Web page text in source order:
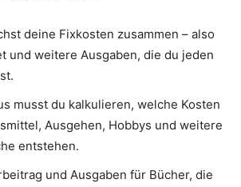
deine Fixkosten zusammen – also
und weitere Ausgaben, die du jeden
musst du kalkulieren, welche Kosten
Ausgehen, Hobbys und weitere
entstehen.
und Ausgaben für Bücher, die